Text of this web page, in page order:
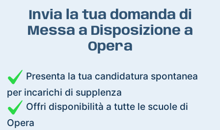
Invia la tua domanda di
Messa a Disposizione a
Opera
Presenta la tua candidatura spontanea
per incarichi di supplenza
Offri disponibilità a tutte le scuole di
Opera